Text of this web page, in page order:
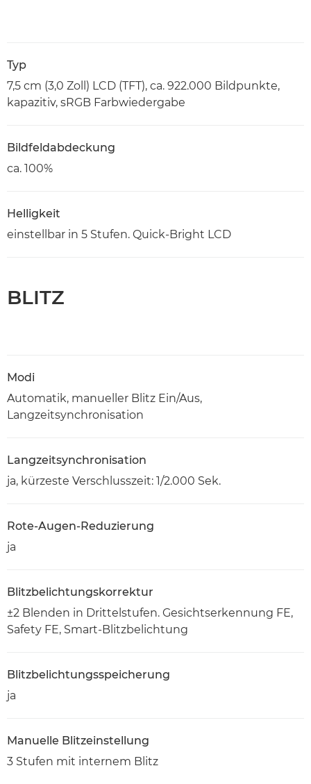
Typ
7,5 cm (3,0 Zoll) LCD (TFT), ca. 922.000 Bildpunkte,
kapazitiv, sRGB Farbwiedergabe
Bildfeldabdeckung
ca. 100%
Helligkeit
einstellbar in 5 Stufen. Quick-Bright LCD
BLITZ
Modi
Automatik, manueller Blitz Ein/Aus,
Langzeitsynchronisation
Langzeitsynchronisation
ja, kürzeste Verschlusszeit: 1/2.000 Sek.
Rote-Augen-Reduzierung
ja
Blitzbelichtungskorrektur
±2 Blenden in Drittelstufen. Gesichtserkennung FE,
Safety FE, Smart-Blitzbelichtung
Blitzbelichtungsspeicherung
ja
Manuelle Blitzeinstellung
3 Stufen mit internem Blitz